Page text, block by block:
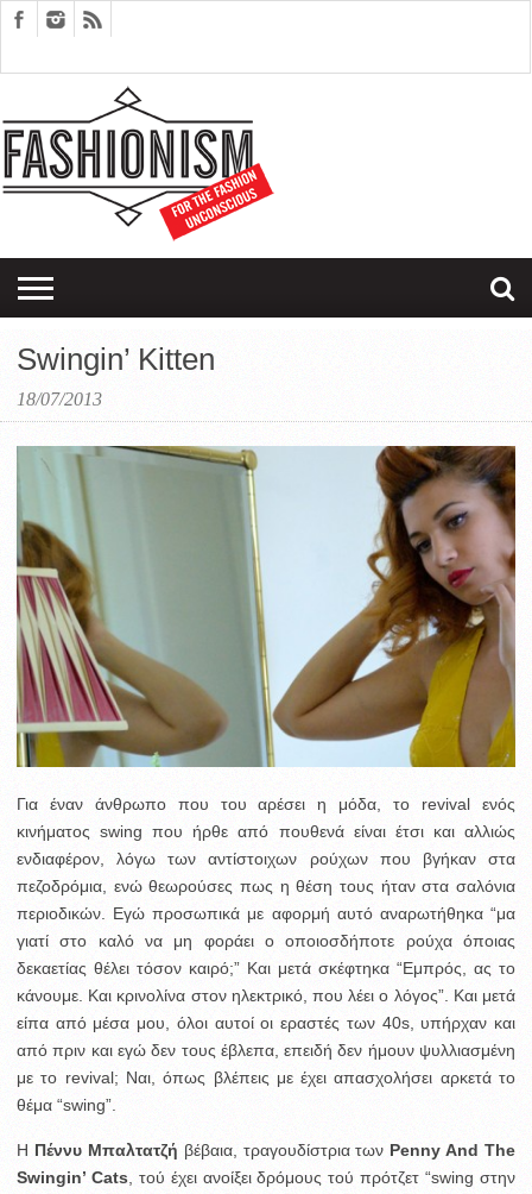
EDITORIALS
COUPLES
THERAPY
SARTORIAGRAM
Swingin’ Kitten
18/07/2013
Για έναν άνθρωπο που του αρέσει η μόδα, το revival ενός
κινήματος swing που ήρθε από πουθενά είναι έτσι και αλλιώς
ενδιαφέρον, λόγω των αντίστοιχων ρούχων που βγήκαν στα
πεζοδρόμια, ενώ θεωρούσες πως η θέση τους ήταν στα σαλόνια
περιοδικών. Εγώ προσωπικά με αφορμή αυτό αναρωτήθηκα “μα
γιατί στο καλό να μη φοράει ο οποιοσδήποτε ρούχα όποιας
δεκαετίας θέλει τόσον καιρό;” Και μετά σκέφτηκα “Εμπρός, ας το
κάνουμε. Και κρινολίνα στον ηλεκτρικό, που λέει ο λόγος”. Και μετά
είπα από μέσα μου, όλοι αυτοί οι εραστές των 40s, υπήρχαν και
από πριν και εγώ δεν τους έβλεπα, επειδή δεν ήμουν ψυλλιασμένη
με το revival; Ναι, όπως βλέπεις με έχει απασχολήσει αρκετά το
θέμα “swing”.
H Πέννυ Μπαλτατζή βέβαια, τραγουδίστρια των Penny And The
Swingin’ Cats, τού έχει ανοίξει δρόμους τού πρότζετ “swing στην